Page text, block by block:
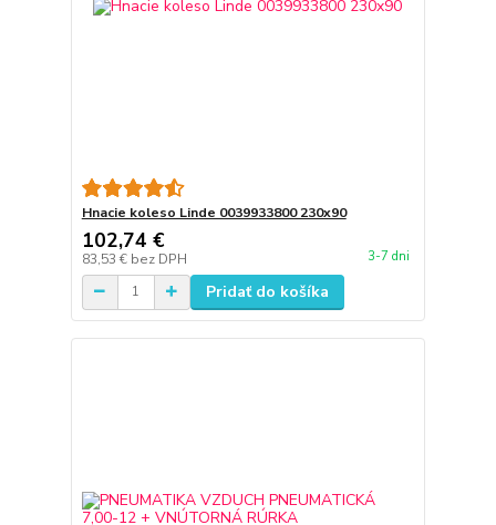
Hnacie koleso Linde 0039933800 230x90
102,74 €
83,53 € bez DPH 3-7 dni
Pridať do košíka